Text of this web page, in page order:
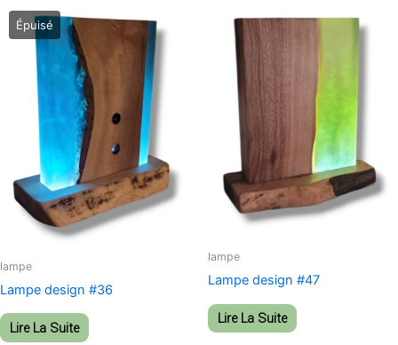
lampe
Lampe design #36
Lire La Suite
lampe
Lampe design #47
Lire La Suite